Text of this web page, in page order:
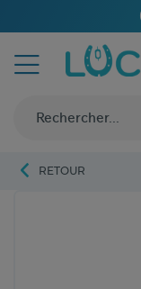
RETOUR